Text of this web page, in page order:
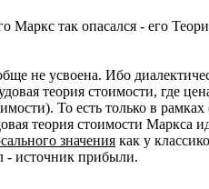
Маркс так опасался - его
не усвоена. Ибо
теория стоимости, где
То есть только в
теория стоимости
значения как у
- источник прибыли.